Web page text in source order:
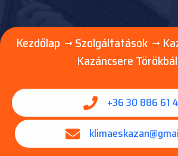
Kezdőlap Szolgáltatások
Kazáncsere
+36 30 886 61